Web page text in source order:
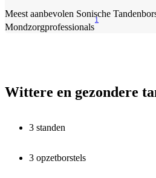
Meest aanbevolen Sonische
Mondzorgprofessionals
1
Wittere en gezondere
3 standen
3 opzetborstels